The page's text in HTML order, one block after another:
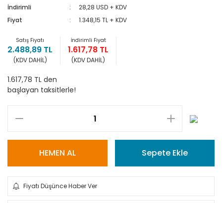
İndirimli
28,28 USD + KDV
Fiyat
1.348,15 TL + KDV
Satış Fiyatı
2.488,89 TL
(KDV DAHİL)
İndirimli Fiyat
1.617,78 TL
(KDV DAHİL)
1.617,78 TL den
başlayan taksitlerle!
HEMEN AL Sepete Ekle
Fiyatı Düşünce Haber Ver